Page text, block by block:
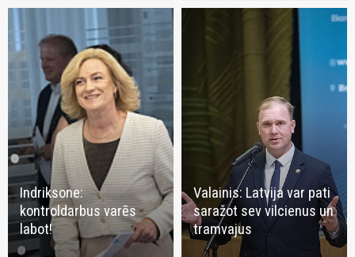
Indriksone:
kontroldarbus varēs
labot!
Valainis: Latvija var pati
saražot sev vilcienus un
tramvajus